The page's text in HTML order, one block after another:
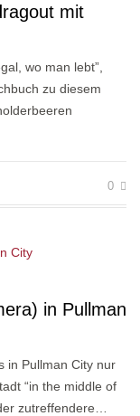
mit
wo man lebt”,
zu diesem
0
in Pullman
in Pullman City nur
“in the middle of
zutreffendere…